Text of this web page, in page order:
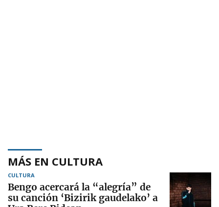
MÁS EN CULTURA
CULTURA
Bengo acercará la “alegría” de
su canción ‘Bizirik gaudelako’ a